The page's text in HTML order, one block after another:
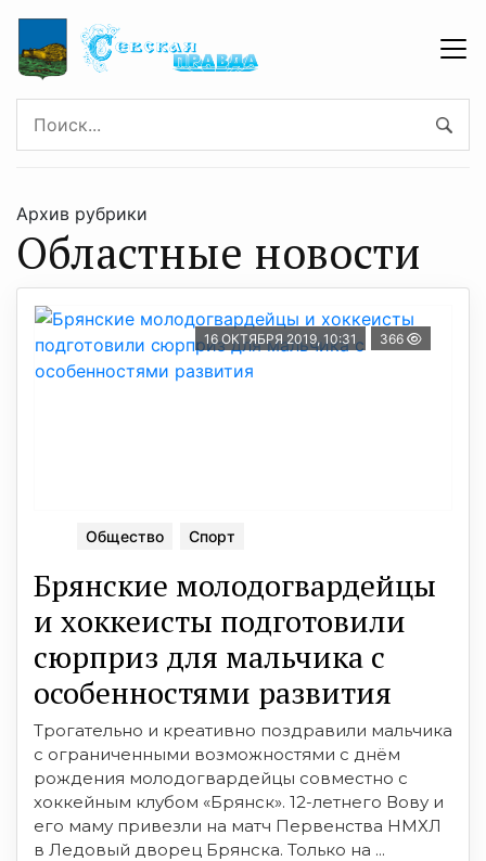
Архив рубрики
Областные новости
16 ОКТЯБРЯ 2019, 10:31 366
Общество Спорт
Брянские молодогвардейцы
и хоккеисты подготовили
сюрприз для мальчика с
особенностями развития
Трогательно и креативно поздравили мальчика
с ограниченными возможностями с днём
рождения молодогвардейцы совместно с
хоккейным клубом «Брянск». 12-летнего Вову и
его маму привезли на матч Первенства НМХЛ
в Ледовый дворец Брянска. Только на ...